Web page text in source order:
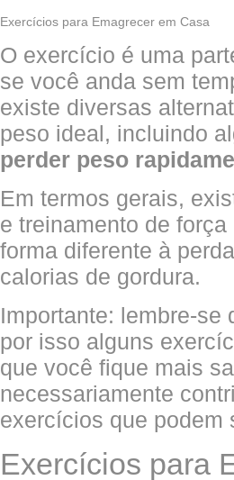
Exercícios para Emagrecer em Casa
O exercício é uma
se você anda sem
existe diversas
peso ideal, incluindo
perder peso
Em termos gerais,
e treinamento de
forma diferente à
calorias de gordura.
Importante: lembre-se
por isso alguns
que você fique mais
necessariamente
exercícios que podem
Exercícios para